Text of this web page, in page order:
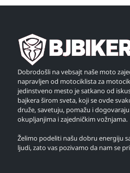
Dobrodošli na vebsajt naše moto
napravljen od motociklista za
jedinstveno mesto je satkano od
bajkera širom sveta, koji se ovde
druže, savetuju, pomažu i
okupljanjima i zajedničkim vožnjama.
Želimo podeliti našu dobru energiju
ljudi, zato vas pozivamo da nam se